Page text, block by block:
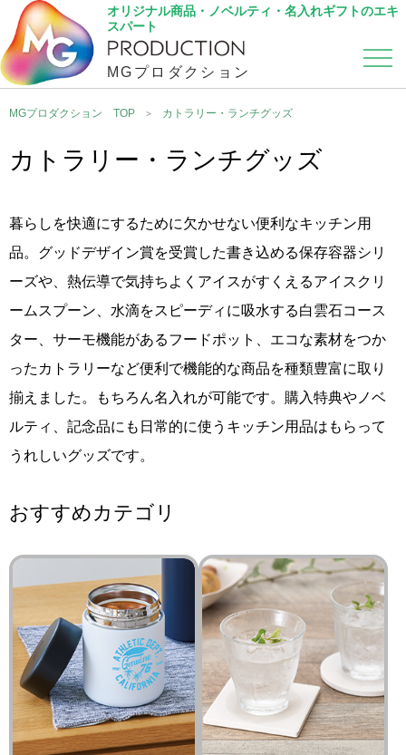
オリジナル商品・ノベルティ・名入れギフトのエキ
スパート
MGプロダクション
カテゴリから選ぶ こだわり検索
MGプロダクション TOP カトラリー・ランチグッズ
カトラリー・ランチグッズ
暮らしを快適にするために欠かせない便利なキッチン用
品。グッドデザイン賞を受賞した書き込める保存容器シリ
ーズや、熱伝導で気持ちよくアイスがすくえるアイスクリ
ームスプーン、水滴をスピーディに吸水する白雲石コース
ター、サーモ機能があるフードポット、エコな素材をつか
ったカトラリーなど便利で機能的な商品を種類豊富に取り
揃えました。もちろん名入れが可能です。購入特典やノベ
ルティ、記念品にも日常的に使うキッチン用品はもらって
うれしいグッズです。
おすすめカテゴリ